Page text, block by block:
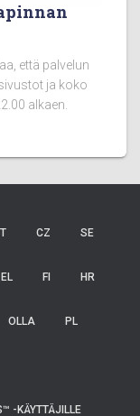
että palvelun
ja koko
alkaen.
CZ SE
EL FI HR
OLLA PL
-KÄYTTÄJILLE